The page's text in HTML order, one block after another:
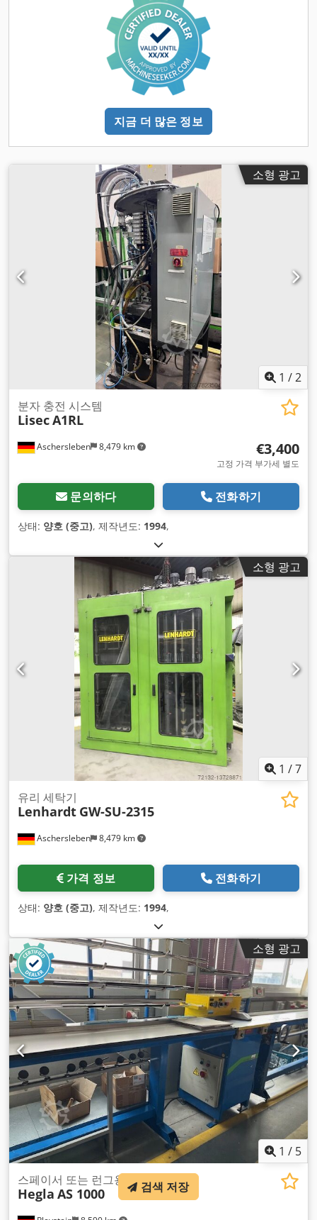
지금 더 많은 정보
소형 광고
1 /2
Aschersleben 8,479 km
분자 충전 시스템
LisecA1RL
€3,400
고정 가격 부가세 별도
문의하다 전화하기
상태: 양호 (중고), 제작년도: 1994,
소형 광고
1 /7
Aschersleben 8,479 km
유리 세탁기
Lenhardt GW-SU-2315
가격 정보 전화하기
상태: 양호 (중고), 제작년도: 1994,
소형 광고
1 / 5
스페이서 또는 런그용
Hegla AS 1000 검색 저장